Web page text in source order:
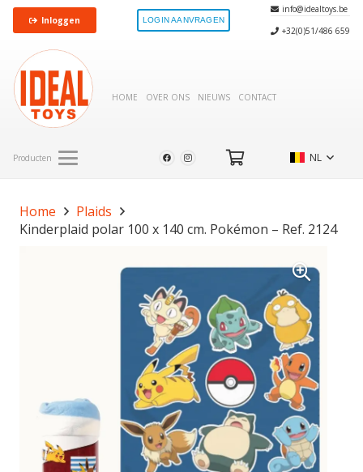
Inloggen LOGIN AANVRAGEN
info@idealtoys.be
+32(0)51/486 659
HOME OVER ONS NIEUWS CONTACT
Producten NL
Home
Plaids
Kinderplaid polar 100 x 140 cm. Pokémon – Ref. 2124